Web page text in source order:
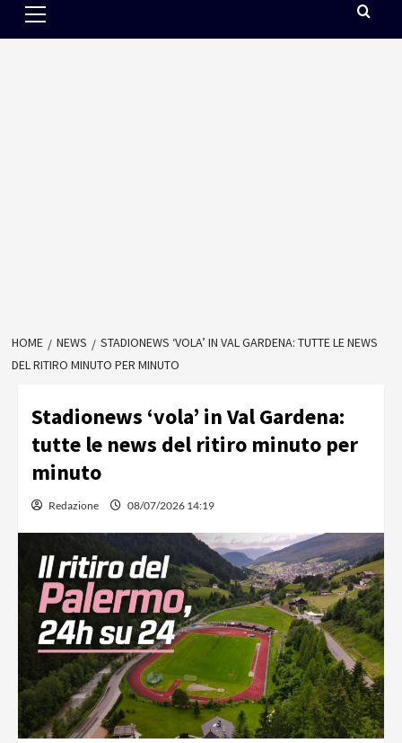
Menu
HOME NEWS
STADIONEWS ‘VOLA’ IN VAL GARDENA: TUTTE LE NEWS
DEL RITIRO MINUTO PER MINUTO
Stadionews ‘vola’ in Val Gardena:
tutte le news del ritiro minuto per
minuto
Redazione 08/07/2026 14:19